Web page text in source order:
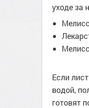
уходе за
Если
водой,
готовят